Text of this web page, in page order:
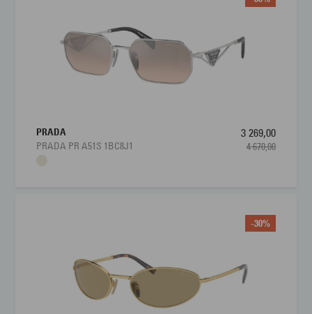
PRADA
PRADA PR A51S 1BC8J1
3 269,00
4 670,00
-30%